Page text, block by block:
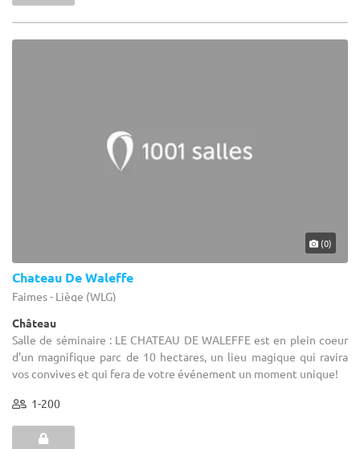
(0)
Chateau De Waleffe
Faimes - Liège (WLG)
Château
Salle de séminaire : LE CHATEAU DE WALEFFE est en plein coeur
d'un magnifique parc de 10 hectares, un lieu magique qui ravira
vos convives et qui fera de votre événement un moment unique!
1-200